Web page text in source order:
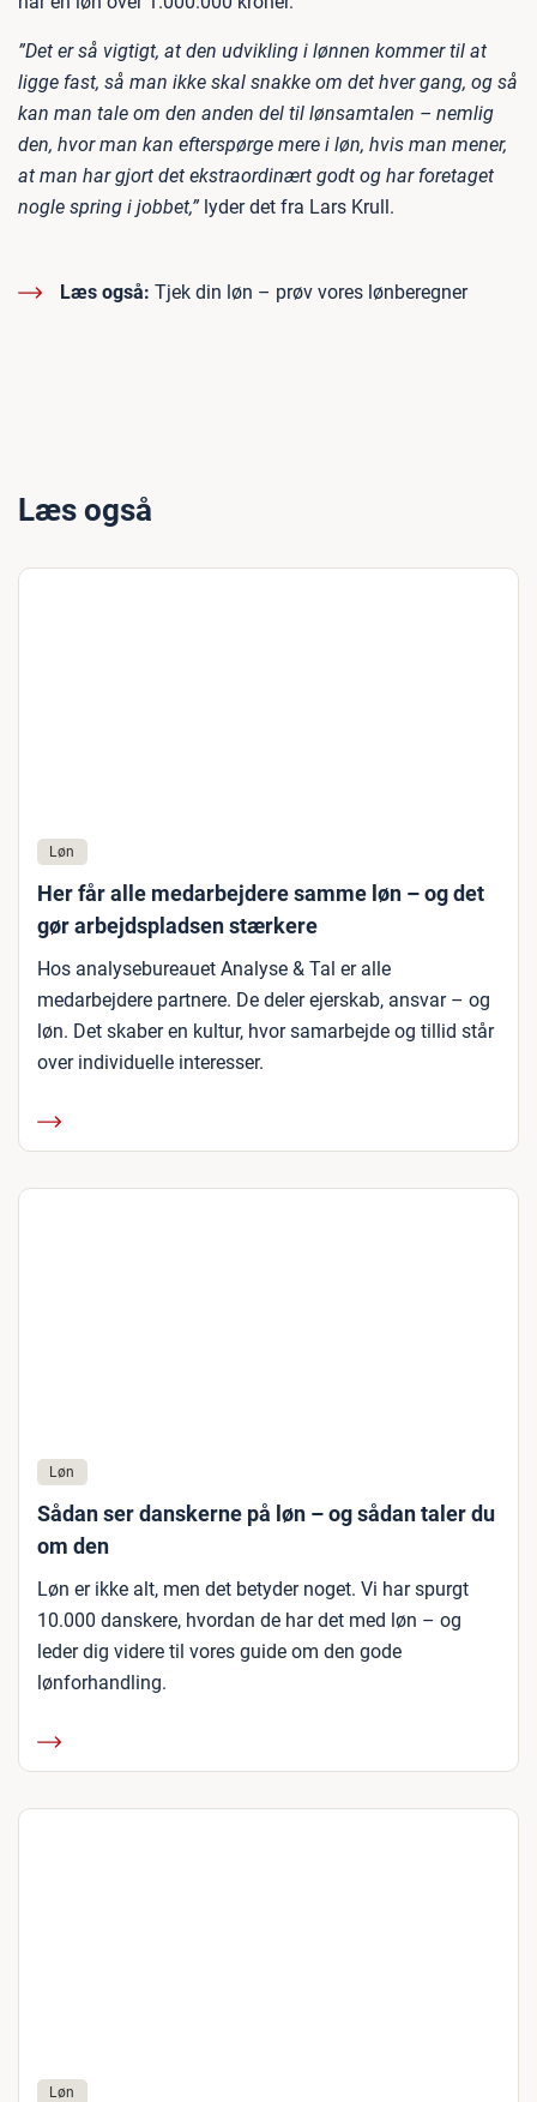
”Det er så vigtigt, at den udvikling i lønnen kommer til at
ligge fast, så man ikke skal snakke om det hver gang, og så
kan man tale om den anden del til lønsamtalen – nemlig
den, hvor man kan efterspørge mere i løn, hvis man mener,
at man har gjort det ekstraordinært godt og har foretaget
nogle spring i jobbet,” lyder det fra Lars Krull.
Læs også: Tjek din løn – prøv vores lønberegner
Læs også
Løn
Her får alle medarbejdere samme løn – og det
gør arbejdspladsen stærkere
Hos analysebureauet Analyse & Tal er alle
medarbejdere partnere. De deler ejerskab, ansvar – og
løn. Det skaber en kultur, hvor samarbejde og tillid står
over individuelle interesser.
Løn
Sådan ser danskerne på løn – og sådan taler du
om den
Løn er ikke alt, men det betyder noget. Vi har spurgt
10.000 danskere, hvordan de har det med løn – og
leder dig videre til vores guide om den gode
lønforhandling.
Løn